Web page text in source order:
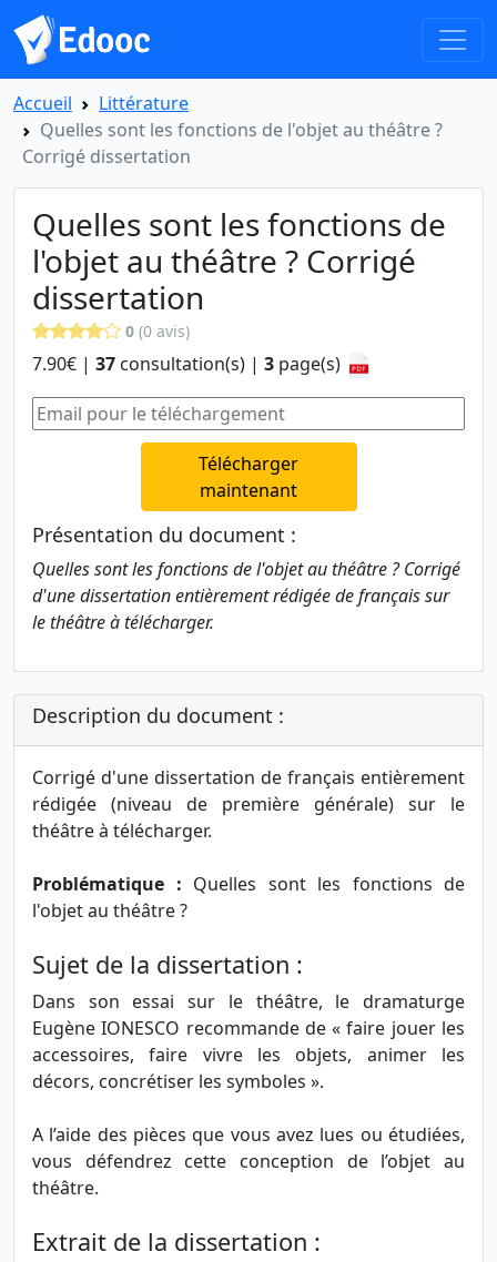
Accueil
Littérature
Quelles sont les fonctions de l'objet au théâtre ?
Corrigé dissertation
Quelles sont les fonctions de
l'objet au théâtre ? Corrigé
dissertation
0 (0 avis)
7.90€ | 37 consultation(s) | 3 page(s)
Télécharger
maintenant
Présentation du document :
Quelles sont les fonctions de l'objet au théâtre ? Corrigé
d'une dissertation entièrement rédigée de français sur
le théâtre à télécharger.
Description du document :
Corrigé d'une dissertation de français entièrement
rédigée (niveau de première générale) sur le
théâtre à télécharger.
Problématique : Quelles sont les fonctions de
l'objet au théâtre ?
Sujet de la dissertation :
Dans son essai sur le théâtre, le dramaturge
Eugène IONESCO recommande de « faire jouer les
accessoires, faire vivre les objets, animer les
décors, concrétiser les symboles ».
A l’aide des pièces que vous avez lues ou étudiées,
vous défendrez cette conception de l’objet au
théâtre.
Extrait de la dissertation :